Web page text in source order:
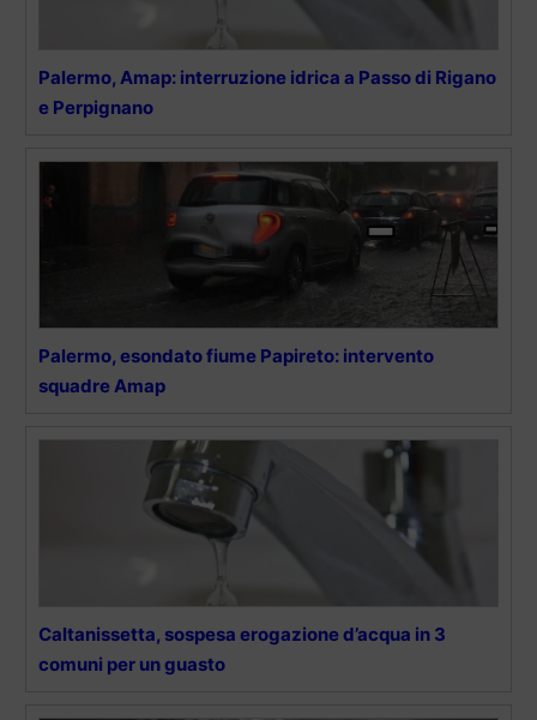
Palermo, Amap: interruzione idrica a Passo di Rigano
e Perpignano
Palermo, esondato fiume Papireto: intervento
squadre Amap
Caltanissetta, sospesa erogazione d’acqua in 3
comuni per un guasto